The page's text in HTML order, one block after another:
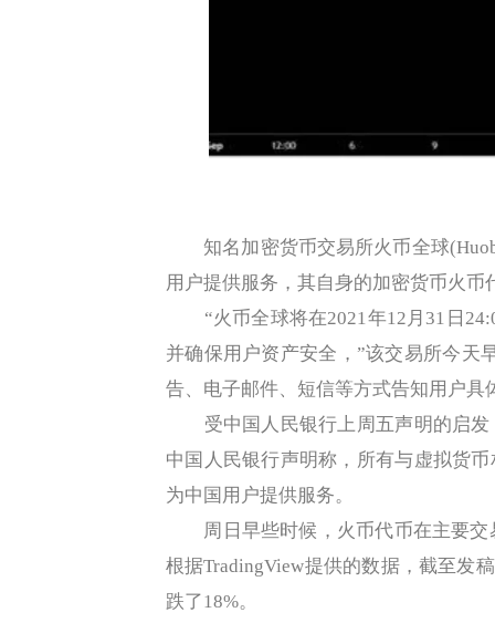
知名加密货币交易所火币全球
用户提供服务，其自身的加密货币火币
“火币全球将在2021年12月31日
并确保用户资产安全，”该交易所今天
告、电子邮件、短信等方式告知用户具
受中国人民银行上周五声明的启发
中国人民银行声明称，所有与虚拟货
为中国用户提供服务。
周日早些时候，火币代币在主要交
根据TradingView提供的数据，截至发
跌了18%。